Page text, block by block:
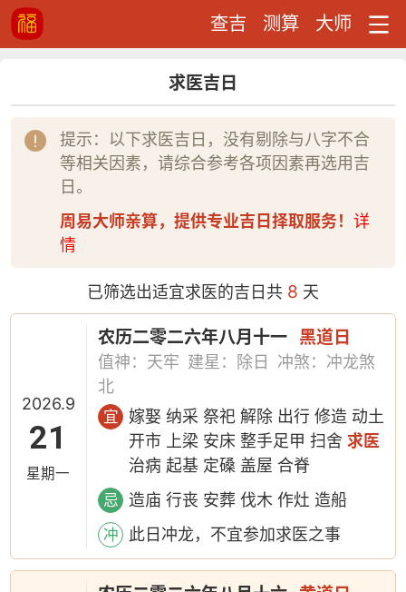
查吉 测算 大师
求医吉日
提示：以下求医吉日，没有剔除与八字不合
等相关因素，请综合参考各项因素再选用吉
日。
周易大师亲算，提供专业吉日择取服务！ 详
情
已筛选出适宜求医的吉日共 8 天
2026.9
21
星期一
农历二零二六年八月十一 黑道日
值神：天牢 建星：除日
冲煞：冲龙煞
北
宜
嫁娶 纳采 祭祀 解除 出行 修造 动土
开市 上梁 安床 整手足甲 扫舍求医
治病 起基 定磉 盖屋 合脊
忌 造庙 行丧 安葬 伐木 作灶 造船
冲 此日冲龙，不宜参加求医之事